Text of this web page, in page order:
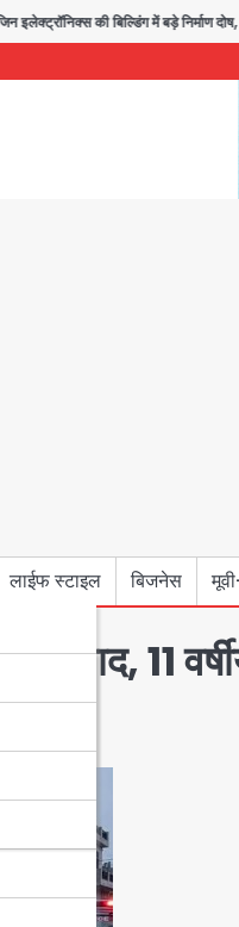
बिल्डिंग में बड़े निर्माण दोष, कंक्रीट बीम
लाईफ स्टाइल बिजनेस
विवाद, 11